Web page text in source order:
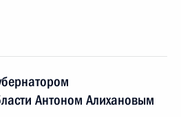
Антоном Алихановым